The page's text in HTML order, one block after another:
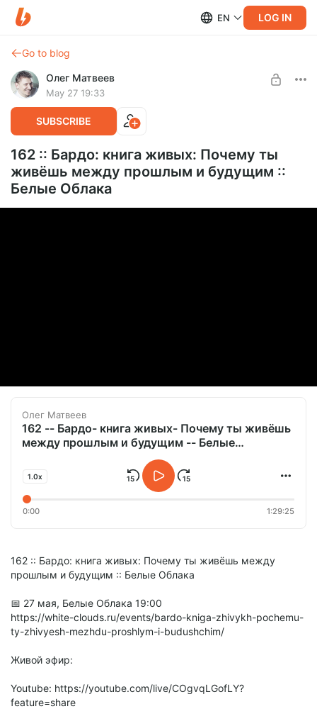
EN LOG IN
Go to blog
Олег Матвеев
May 27 19:33
SUBSCRIBE
162 :: Бардо: книга живых: Почему ты
живёшь между прошлым и будущим ::
Белые Облака
Олег Матвеев
162 -- Бардо- книга живых- Почему ты живёшь
между прошлым и будущим -- Белые
1.0x
0:00 1:29:25
162 :: Бардо: книга живых: Почему ты живёшь между
прошлым и будущим :: Белые Облака
📅 27 мая, Белые Облака 19:00
https://white-clouds.ru/events/bardo-kniga-zhivykh-pochemu-
ty-zhivyesh-mezhdu-proshlym-i-budushchim/
Живой эфир:
Youtube: https://youtube.com/live/COgvqLGofLY?
feature=share